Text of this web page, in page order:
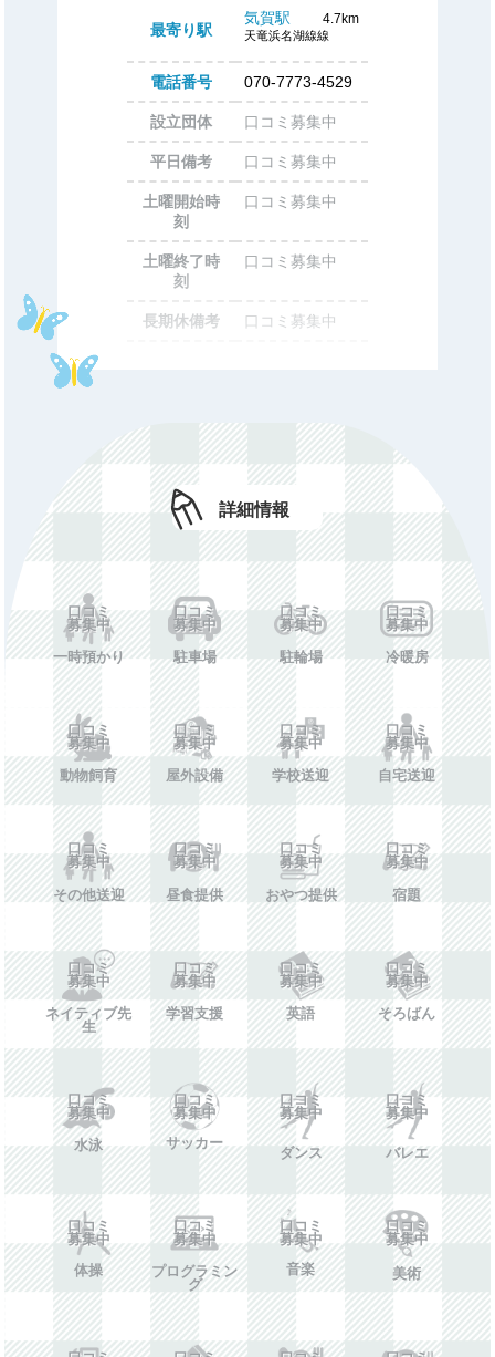
最寄り駅
気賀駅 4.7km
天竜浜名湖線線
電話番号 070-7773-4529
設立団体 口コミ募集中
平日備考 口コミ募集中
土曜開始時
刻
口コミ募集中
土曜終了時
刻
口コミ募集中
長期休備考 口コミ募集中
年額費用 口コミ募集中
費用備考 口コミ募集中
ホームペー
口コミ募集中
施設情報を投稿する
詳細情報
口コミ
募集中
一時預かり
口コミ
募集中
駐車場
口コミ
募集中
駐輪場
口コミ
募集中
冷暖房
口コミ
募集中
動物飼育
口コミ
募集中
屋外設備
口コミ
募集中
学校送迎
口コミ
募集中
自宅送迎
口コミ
募集中
その他送迎
口コミ
募集中
昼食提供
口コミ
募集中
おやつ提供
口コミ
募集中
宿題
口コミ
募集中
ネイティブ先
生
口コミ
募集中
学習支援
口コミ
募集中
英語
口コミ
募集中
そろばん
口コミ
募集中
水泳
口コミ
募集中
サッカー
口コミ
募集中
ダンス
口コミ
募集中
バレエ
口コミ
募集中
体操
口コミ
募集中
プログラミン
グ
口コミ
募集中
音楽
口コミ
募集中
美術